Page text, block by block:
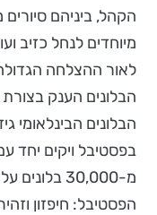
הקהל, ביניהם
מיוחדים לנחל כזיב
לאור ההצלחה
הבלונים הענק
הבלונים הבינלאומי
בפסטיבל ויקים יחד
מ-30,000